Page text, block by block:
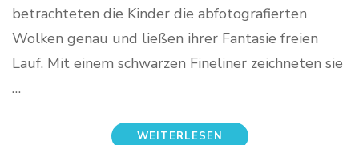
betrachteten die Kinder die abfotografierten
Wolken genau und ließen ihrer Fantasie freien
Lauf. Mit einem schwarzen Fineliner zeichneten sie
…
WEITERLESEN